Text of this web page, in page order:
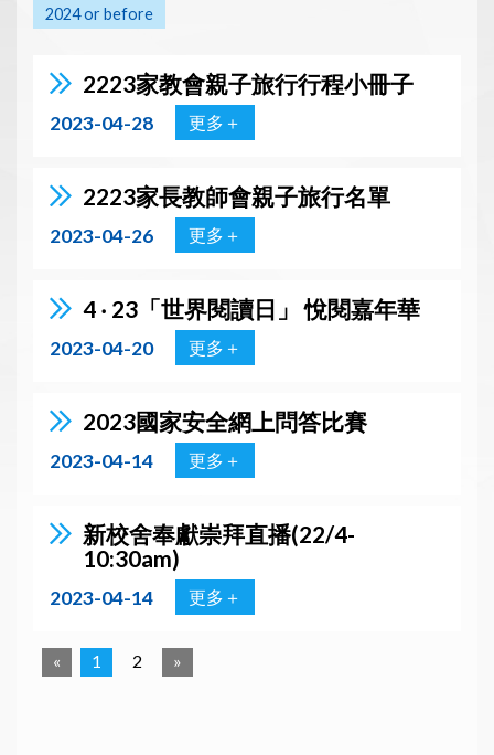
2024 or before
2223家教會親子旅行行程小冊子
2023-04-28 更多＋
2223家長教師會親子旅行名單
2023-04-26 更多＋
4 ‧ 23「世界閱讀日」 悅閱嘉年華
2023-04-20 更多＋
2023國家安全網上問答比賽
2023-04-14 更多＋
新校舍奉獻崇拜直播(22/4-
10:30am)
2023-04-14 更多＋
« 1 2 »